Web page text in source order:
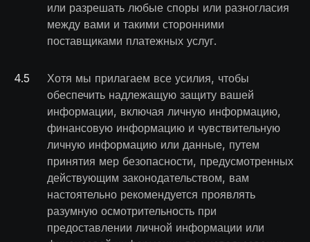
или разрешать любые споры или разногласия
между вами и такими сторонними
поставщиками платежных услуг.
4.5
Хотя мы прилагаем все усилия, чтобы
обеспечить надлежащую защиту вашей
информации, включая личную информацию,
финансовую информацию и чувствительную
личную информацию или данные, путем
принятия мер безопасности, предусмотренных
действующим законодательством, вам
настоятельно рекомендуется проявлять
разумную осмотрительность при
предоставлении личной информации или